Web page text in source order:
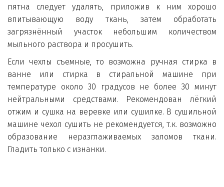
пятна следует удалять, приложив к ним хорошо
впитывающую воду ткань, затем обработать
загрязнённый участок небольшим количеством
мыльного раствора и просушить.
Если чехлы съемные, то возможна ручная стирка в
ванне или стирка в стиральной машине при
температуре около 30 градусов не более 30 минут
нейтральными средствами. Рекомендован лёгкий
отжим и сушка на веревке или сушилке. В сушильной
машине чехол сушить не рекомендуется, т.к. возможно
образование неразглаживаемых заломов ткани.
Гладить только с изнанки.